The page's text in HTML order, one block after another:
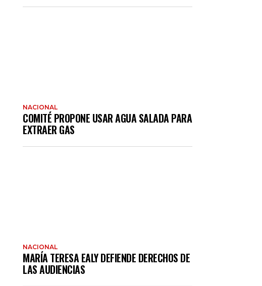
NACIONAL
COMITÉ PROPONE USAR AGUA SALADA PARA
EXTRAER GAS
NACIONAL
MARÍA TERESA EALY DEFIENDE DERECHOS DE
LAS AUDIENCIAS